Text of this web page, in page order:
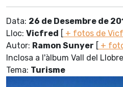
Data: 26 de Desembre de
Lloc: Vicfred [ + fotos de
Autor: Ramon Sunyer [ +
Inclosa a l'àlbum Vall del
Tema: Turisme